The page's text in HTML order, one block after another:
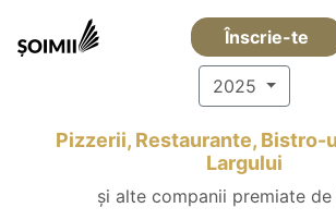
Înscrie-te
2025
Pizzerii, Restaurante, Bistro-
Largului
și alte companii premiate de